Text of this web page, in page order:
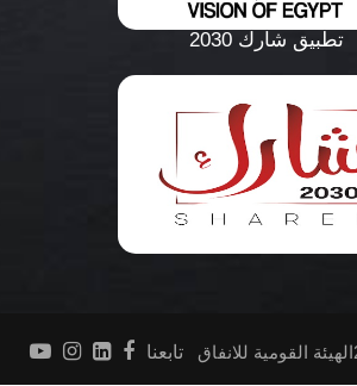
تطبيق شارك 2030
تابعنا